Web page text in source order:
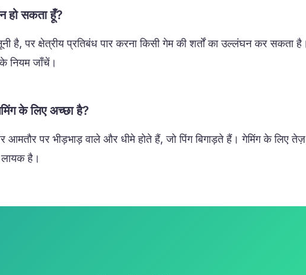
हो सकता हूँ?
है, पर क्षेत्रीय प्रतिबंध पार करना किसी गेम की शर्तों का उल्लंघन कर सकता
नियम जाँचें।
के लिए अच्छा है?
आमतौर पर भीड़भाड़ वाले और धीमे होते हैं, जो पिंग बिगाड़ते हैं। गेमिंग के लिए
लायक है।